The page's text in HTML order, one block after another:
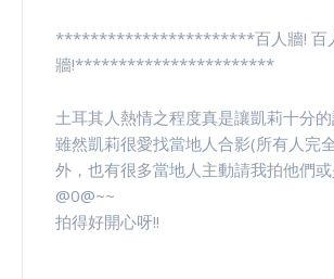
***********************百人牆! 百
牆!***********************
土耳其人熱情之程度真是讓凱莉十分的
雖然凱莉很愛找當地人合影(所有人完
外，也有很多當地人主動請我拍他們
@0@~~
拍得好開心呀!!